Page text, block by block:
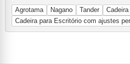
Agrotama Nagano Tander
Cadeira para Escritório com ajustes